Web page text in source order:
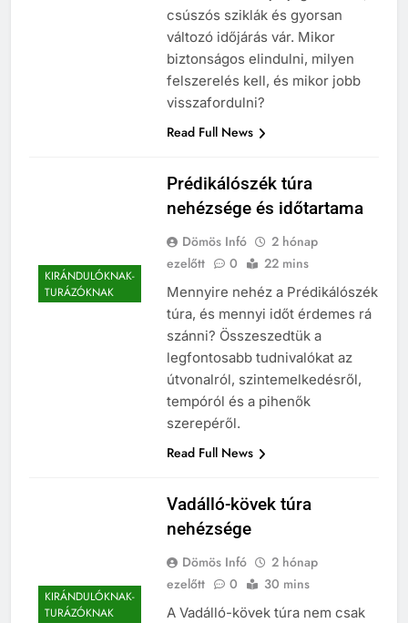
csúszós sziklák és gyorsan
változó időjárás vár. Mikor
biztonságos elindulni, milyen
felszerelés kell, és mikor jobb
visszafordulni?
Read Full News
KIRÁNDULÓKNAK-
TURÁZÓKNAK
Prédikálószék túra
nehézsége és időtartama
Dömös Infó
2 hónap
ezelőtt
0 22 mins
Mennyire nehéz a Prédikálószék
túra, és mennyi időt érdemes rá
szánni? Összeszedtük a
legfontosabb tudnivalókat az
útvonalról, szintemelkedésről,
tempóról és a pihenők
szerepéről.
Read Full News
KIRÁNDULÓKNAK-
TURÁZÓKNAK
Vadálló-kövek túra
nehézsége
Dömös Infó
2 hónap
ezelőtt
0 30 mins
A Vadálló-kövek túra nem csak